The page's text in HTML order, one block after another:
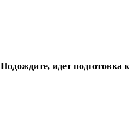
Подождите, идет подготовка